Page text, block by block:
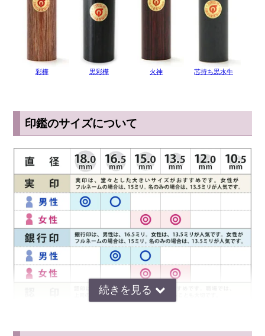
際、すべての印鑑が芯を含むようにするのは難しくなります。芯が通
るように切り出された黒水牛は「芯持ち」と呼ばれますが、水牛の角
はまっすぐな形をしているとは限りません。そのため印鑑の中心を細
くまっすぐに芯が通ったものは上質とされ、非常に希少なのです。あ
まりにも安すぎる黒水牛の印鑑は、実印であっても芯を含まない印材
が使用されていることもありますので、購入前に芯持ちかどうか必ず
確認するようにしましょう。大切な実印を作ったものの、品質が低く
◆ 黒水牛印鑑の欠点
点もあります。 まず、黒水牛は乾燥に弱く、適切な手入れをしない
とひび割れや形が歪んでしまうことがあります。特に空気が乾燥しや
すい冬季はケース外に放置することのないように気を付けましょう。
また、黒水牛は角であり主成分がタンパク質のため、虫に食われてし
まうことがあります。 必ず印鑑ケースに入れて保管することを推奨
しています。
◆ 黒水牛印鑑の保管・お手入れ方法
黒水牛は乾燥に弱いため、保管する際は必ず専用の印鑑ケースに入れ
ておくようにしましょう。保管場所は直射日光を避けた冷暗所が理想
です。水洗い、ウェットティッシュでのお掃除だけは絶対に行わない
彩樺 黒彩樺 火神 芯持ち黒水牛
印鑑のサイズについて